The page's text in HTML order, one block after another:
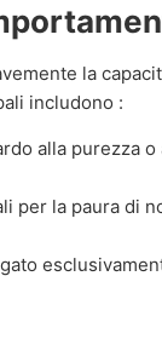
la
includono :
alla purezza o
per la paura di